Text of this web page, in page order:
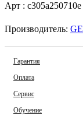
Арт : c305a250710e
Производитель:
Гарантия
Оплата
Сервис
Обучение